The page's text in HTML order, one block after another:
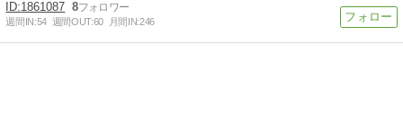
1861087 8
週間IN:54 週間OUT:60 月間IN:246